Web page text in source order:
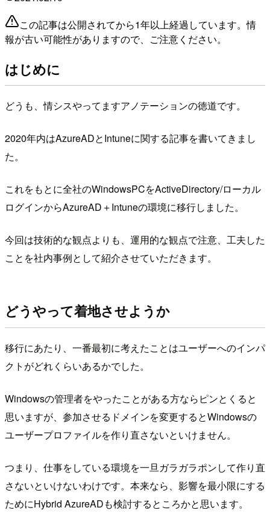
この記事は公開されてから1年以上経過しています。情
報が古い可能性がありますので、ご注意ください。
はじめに
どうも、情シスやってますアノテーションの徳道です。
2020年内はAzureADとIntuneに関する記事を書いてきまし
た。
これをもとに全社のWindowsPCをActiveDirectory/ローカル
ログインからAzureAD＋Intuneの環境に移行しました。
今回は技術的な観点よりも、運用的な観点で注意、工夫した
ことを社内事例として紹介させていただきます。
どうやって着地させようか
移行にあたり、一番最初に考えたことはユーザーへのインパ
クトがどれくらいあるかでした。
Windowsの管理者をやったことがある方ならピンとくると
思いますが、参加させるドメインを変更するとWindowsの
ユーザープロファイルを作り直さないといけません。
つまり、仕事をしている環境を一旦ガラガラポンして作り直
さないといけないわけです。本来なら、影響を最小限にする
ためにHybrid AzureADも検討するところかと思います。